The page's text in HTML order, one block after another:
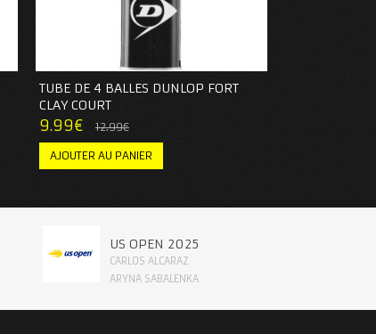
TUBE DE 4 BALLES DUNLOP FORT
CLAY COURT
12.99€
9.99€
AJOUTER AU PANIER
US OPEN 2025
CARLOS ALCARAZ
ARYNA SABALENKA